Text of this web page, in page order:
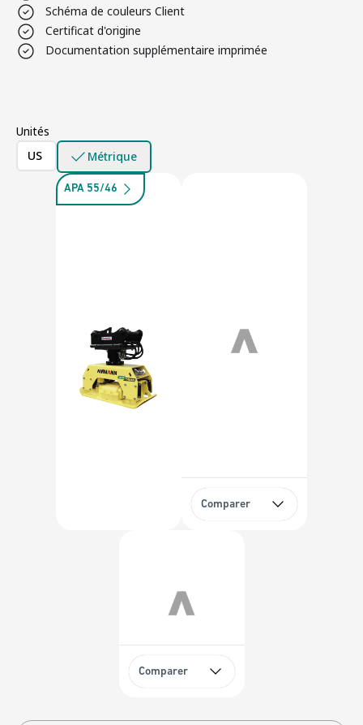
Schéma de couleurs Client
Certificat d'origine
Documentation supplémentaire imprimée
Unités
US
Métrique
APA 55/46
Comparer
Comparer